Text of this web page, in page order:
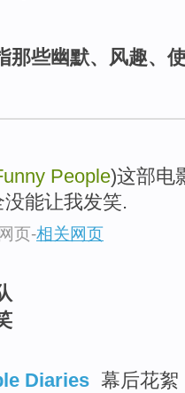
那些幽默、风趣、
People)这部电
能让我发笑.
页-相关网页
Diaries 幕后花絮